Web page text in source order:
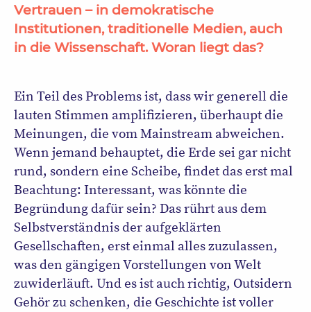
Vertrauen – in demokratische
Institutionen, traditionelle Medien, auch
in die Wissenschaft. Woran liegt das?
Ein Teil des Problems ist, dass wir generell die
lauten Stimmen amplifizieren, überhaupt die
Meinungen, die vom Mainstream abweichen.
Wenn jemand behauptet, die Erde sei gar nicht
rund, sondern eine Scheibe, findet das erst mal
Beachtung: Interessant, was könnte die
Begründung dafür sein? Das rührt aus dem
Selbstverständnis der aufgeklärten
Gesellschaften, erst einmal alles zuzulassen,
was den gängigen Vorstellungen von Welt
zuwiderläuft. Und es ist auch richtig, Outsidern
Gehör zu schenken, die Geschichte ist voller